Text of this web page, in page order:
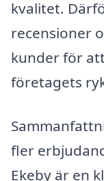
kvalitet.
recensioner
kunder för
företagets
fler
Ekeby är en